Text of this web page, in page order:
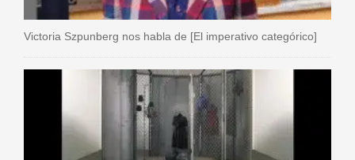
Victoria Szpunberg nos habla de [El imperativo categórico]